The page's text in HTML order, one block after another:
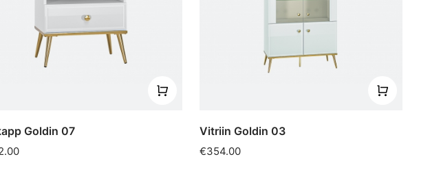
Goldin 07 Vitriin Goldin 03
€354.00